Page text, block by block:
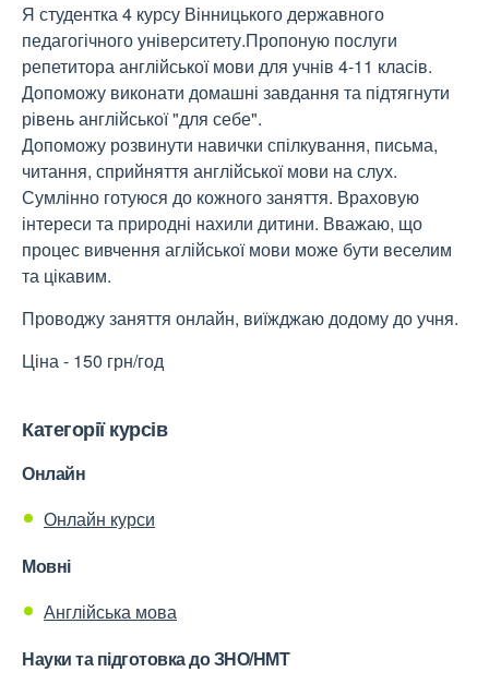
Я студентка 4 курсу Вінницького державного
педагогічного університету.Пропоную послуги
репетитора англійської мови для учнів 4-11 класів.
Допоможу виконати домашні завдання та підтягнути
рівень англійської "для себе".
Допоможу розвинути навички спілкування, письма,
читання, сприйняття англійської мови на слух.
Сумлінно готуюся до кожного заняття. Враховую
інтереси та природні нахили дитини. Вважаю, що
процес вивчення аглійської мови може бути веселим
та цікавим.
Проводжу заняття онлайн, виїжджаю додому до учня.
Ціна - 150 грн/год
Категорії курсів
Онлайн
Онлайн курси
Мовні
Англійська мова
Науки та підготовка до ЗНО/НМТ